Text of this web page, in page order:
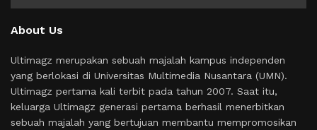
About Us
Ultimagz merupakan sebuah majalah kampus independen
yang berlokasi di Universitas Multimedia Nusantara (UMN).
Ultimagz pertama kali terbit pada tahun 2007. Saat itu,
keluarga Ultimagz generasi pertama berhasil menerbitkan
sebuah majalah yang bertujuan membantu mempromosikan